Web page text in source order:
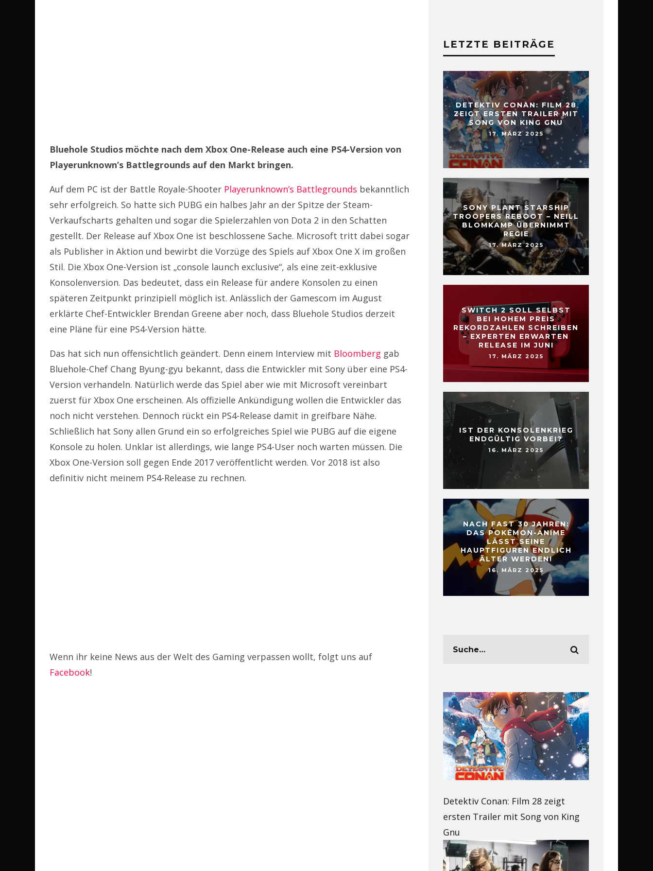
Bluehole Studios möchte nach dem Xbox One-Release auch eine PS4-Version von
Playerunknown’s Battlegrounds auf den Markt bringen.
Auf dem PC ist der Battle Royale-Shooter Playerunknown’s Battlegrounds bekanntlich
sehr erfolgreich. So hatte sich PUBG ein halbes Jahr an der Spitze der Steam-
Verkaufscharts gehalten und sogar die Spielerzahlen von Dota 2 in den Schatten
gestellt. Der Release auf Xbox One ist beschlossene Sache. Microsoft tritt dabei sogar
als Publisher in Aktion und bewirbt die Vorzüge des Spiels auf Xbox One X im großen
Stil. Die Xbox One-Version ist „console launch exclusive“, als eine zeit-exklusive
Konsolenversion. Das bedeutet, dass ein Release für andere Konsolen zu einen
späteren Zeitpunkt prinzipiell möglich ist. Anlässlich der Gamescom im August
erklärte Chef-Entwickler Brendan Greene aber noch, dass Bluehole Studios derzeit
eine Pläne für eine PS4-Version hätte.
Das hat sich nun offensichtlich geändert. Denn einem Interview mit Bloomberg gab
Bluehole-Chef Chang Byung-gyu bekannt, dass die Entwickler mit Sony über eine PS4-
Version verhandeln. Natürlich werde das Spiel aber wie mit Microsoft vereinbart
zuerst für Xbox One erscheinen. Als offizielle Ankündigung wollen die Entwickler das
noch nicht verstehen. Dennoch rückt ein PS4-Release damit in greifbare Nähe.
Schließlich hat Sony allen Grund ein so erfolgreiches Spiel wie PUBG auf die eigene
Konsole zu holen. Unklar ist allerdings, wie lange PS4-User noch warten müssen. Die
Xbox One-Version soll gegen Ende 2017 veröffentlicht werden. Vor 2018 ist also
definitiv nicht meinem PS4-Release zu rechnen.
Wenn ihr keine News aus der Welt des Gaming verpassen wollt, folgt uns auf
Facebook!
LETZTE BEITRÄGE
DETEKTIV CONAN: FILM 28
ZEIGT ERSTEN TRAILER MIT
SONG VON KING GNU
17. MÄRZ 2025
SONY PLANT STARSHIP
TROOPERS REBOOT – NEILL
BLOMKAMP ÜBERNIMMT
REGIE
17. MÄRZ 2025
SWITCH 2 SOLL SELBST
BEI HOHEM PREIS
REKORDZAHLEN SCHREIBEN
– EXPERTEN ERWARTEN
RELEASE IM JUNI
17. MÄRZ 2025
IST DER KONSOLENKRIEG
ENDGÜLTIG VORBEI?
16. MÄRZ 2025
NACH FAST 30 JAHREN:
DAS POKÉMON-ANIME
LÄSST SEINE
HAUPTFIGUREN ENDLICH
ÄLTER WERDEN!
16. MÄRZ 2025
Detektiv Conan: Film 28 zeigt
ersten Trailer mit Song von King
Gnu